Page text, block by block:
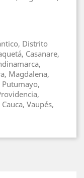
Distrito
Casanare,
Magdalena,
Vaupés,